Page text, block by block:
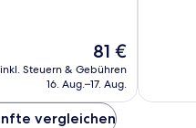
Der
Preis
beträgt
81 €
inkl. Steuern & Gebühren
16. Aug.–17. Aug.
vergleichen